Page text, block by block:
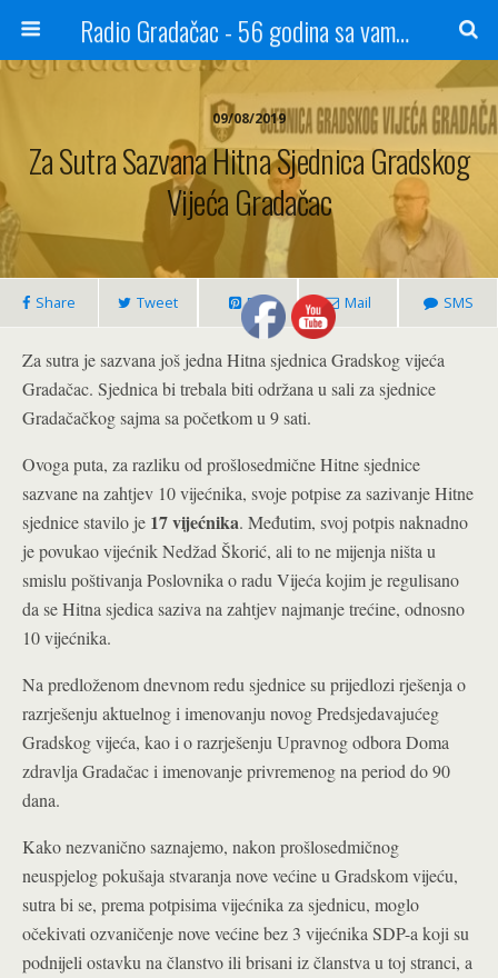
Radio Gradačac - 56 godina sa vama...
09/08/2019
Za Sutra Sazvana Hitna Sjednica Gradskog
Vijeća Gradačac
Share Tweet Pin Mail SMS
Za sutra je sazvana još jedna Hitna sjednica Gradskog vijeća
Gradačac. Sjednica bi trebala biti održana u sali za sjednice
Gradačačkog sajma sa početkom u 9 sati.
Ovoga puta, za razliku od prošlosedmične Hitne sjednice
sazvane na zahtjev 10 vijećnika, svoje potpise za sazivanje Hitne
sjednice stavilo je 17 vijećnika. Međutim, svoj potpis naknadno
je povukao vijećnik Nedžad Škorić, ali to ne mijenja ništa u
smislu poštivanja Poslovnika o radu Vijeća kojim je regulisano
da se Hitna sjedica saziva na zahtjev najmanje trećine, odnosno
10 vijećnika.
Na predloženom dnevnom redu sjednice su prijedlozi rješenja o
razrješenju aktuelnog i imenovanju novog Predsjedavajućeg
Gradskog vijeća, kao i o razrješenju Upravnog odbora Doma
zdravlja Gradačac i imenovanje privremenog na period do 90
dana.
Kako nezvanično saznajemo, nakon prošlosedmičnog
neuspjelog pokušaja stvaranja nove većine u Gradskom vijeću,
sutra bi se, prema potpisima vijećnika za sjednicu, moglo
očekivati ozvaničenje nove većine bez 3 vijećnika SDP-a koji su
podnijeli ostavku na članstvo ili brisani iz članstva u toj stranci, a